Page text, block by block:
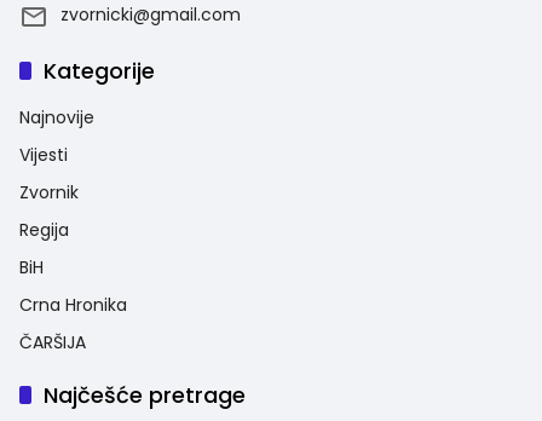
zvornicki@gmail.com
Kategorije
Najnovije
Vijesti
Zvornik
Regija
BiH
Crna Hronika
ČARŠIJA
Najčešće pretrage